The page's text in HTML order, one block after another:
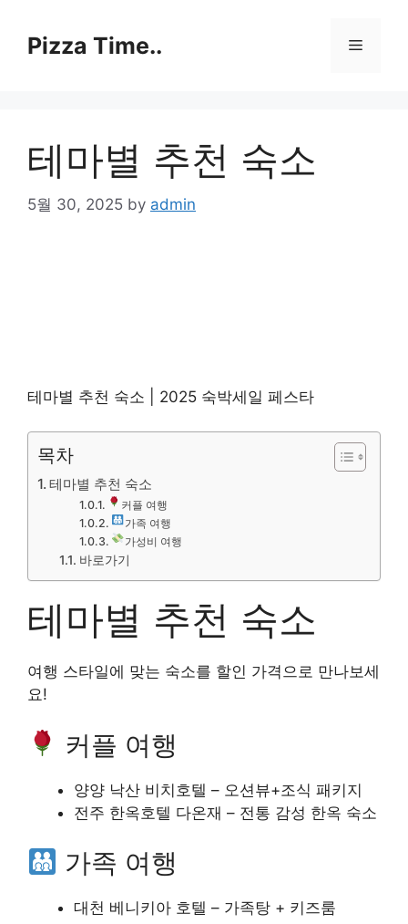
contentPizza Time.. Menu
테마별 추천 숙소
5월 30, 2025 by admin
테마별 추천 숙소 | 2025 숙박세일 페스타
목차
테마별 추천 숙소
커플 여행
가족 여행
가성비 여행
바로가기
테마별 추천 숙소
여행 스타일에 맞는 숙소를 할인 가격으로 만나보세
요!
커플 여행
양양 낙산 비치호텔 – 오션뷰+조식 패키지
전주 한옥호텔 다온재 – 전통 감성 한옥 숙소
가족 여행
대천 베니키아 호텔 – 가족탕 + 키즈룸